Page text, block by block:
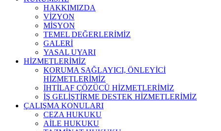
HAKKIMIZDA
VİZYON
MİSYON
TEMEL DEĞERLERİMİZ
GALERİ
YASAL UYARI
HİZMETLERİMİZ
KORUMA SAĞLAYICI, ÖNLEYİCİ
HİZMETLERİMİZ
İHTİLAF ÇÖZÜCÜ HİZMETLERİMİZ
İŞ GELİŞTİRME DESTEK HİZMETLERİMİZ
ÇALIŞMA KONULARI
CEZA HUKUKU
AİLE HUKUKU